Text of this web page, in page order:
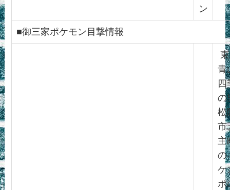
ン
■御三家ポケモン目撃情報
東
青
四
の
松
市
主
の
ケ
ポ